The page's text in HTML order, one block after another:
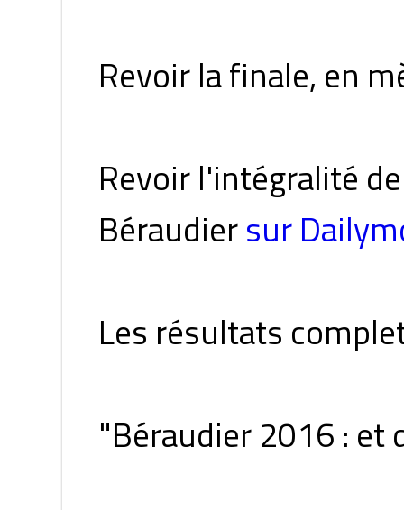
Revoir la finale, en
Revoir l'intégralité
Béraudiersur
Les résultats
"Béraudier 2016 :